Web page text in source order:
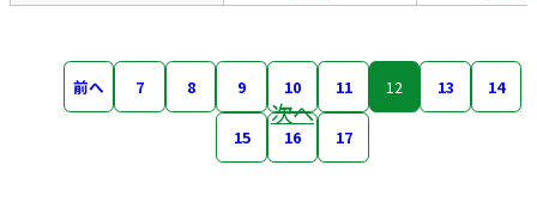
前へ 7 8 9 10 11 12 13 14
15 16 17
次へ